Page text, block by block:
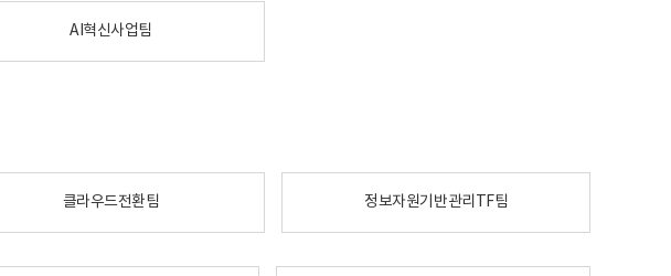
AI혁신사업팀
클라우드전환팀 정보자원기반관리TF팀